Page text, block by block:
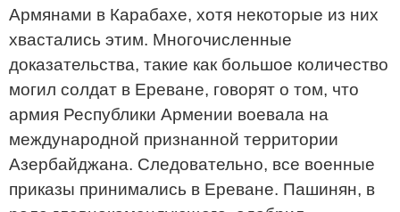
Армянами в Карабахе, хотя некоторые из них
хвастались этим. Многочисленные
доказательства, такие как большое количество
могил солдат в Ереване, говорят о том, что
армия Республики Армении воевала на
международной признанной территории
Азербайджана. Следовательно, все военные
приказы принимались в Ереване. Пашинян, в